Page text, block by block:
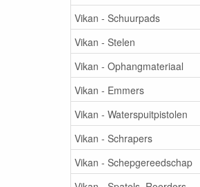
Vikan - Schuurpads
Vikan - Stelen
Vikan - Ophangmateriaal
Vikan - Emmers
Vikan - Waterspuitpistolen
Vikan - Schrapers
Vikan - Schepgereedschap